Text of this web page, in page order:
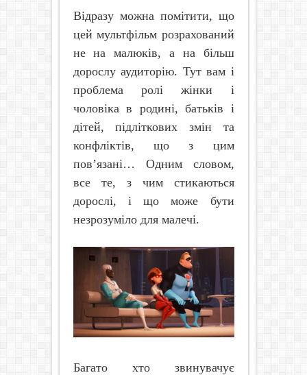
Відразу можна помітити, що
цей мультфільм розрахований
не на малюків, а на більш
дорослу аудиторію. Тут вам і
проблема ролі жінки і
чоловіка в родині, батьків і
дітей, підліткових змін та
конфліктів, що з цим
пов’язані… Одним словом,
все те, з чим стикаються
дорослі, і що може бути
незрозуміло для малечі.
Багато хто звинувачує